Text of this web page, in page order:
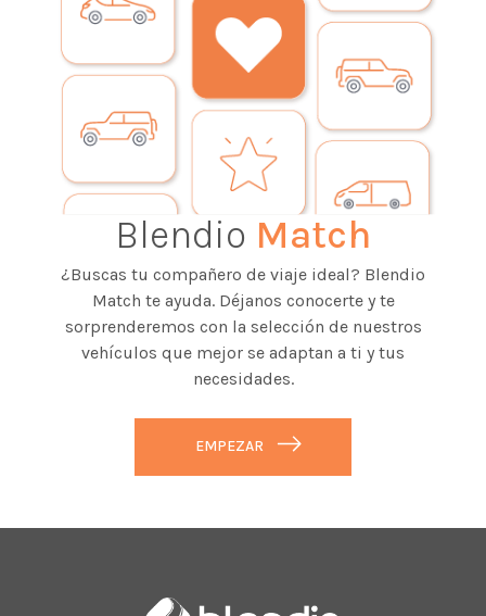
Blendio Match
¿Buscas tu compañero de viaje ideal? Blendio
Match te ayuda. Déjanos conocerte y te
sorprenderemos con la selección de nuestros
vehículos que mejor se adaptan a ti y tus
necesidades.
EMPEZAR